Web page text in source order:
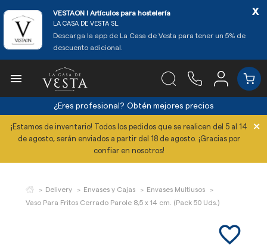
VESTAON l Artículos para hostelería
LA CASA DE VESTA SL.
Descarga la app de La Casa de Vesta para tener un 5% de
descuento adicional.
x

¿Eres profesional? Obtén mejores precios
¡Estamos de inventario! Todos los pedidos que se realicen del 5 al 14
de agosto, serán enviados a partir del 18 de agosto. ¡Gracias por
confiar en nosotros!
×
Delivery Envases y Cajas
Envases Multiusos
Vaso Para Fritos Cerrado Parole 8,5 x 14 cm. (Pack 50 Uds.)
favorite_border